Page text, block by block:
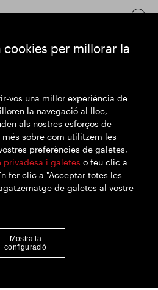
per millorar la
vos una millor experiència de
la navegació al lloc,
als nostres esforços de
sobre com utilitzem les
preferències de galetes,
privadesa i galetes o feu clic a
fer clic a "Acceptar totes les
de galetes al vostre
Mostra la
configuració
vos en contacte
Place, Londres W1S 2HR
167591